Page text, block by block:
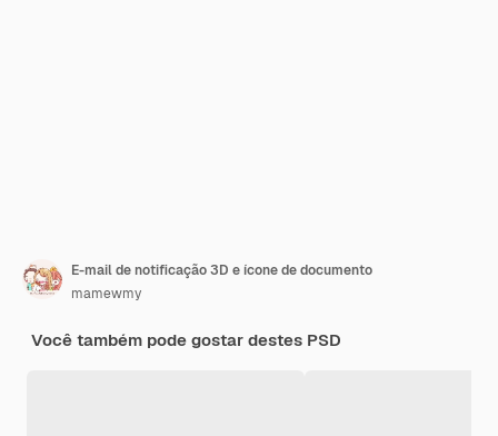
E-mail de notificação 3D e ícone de documento
mamewmy
Você também pode gostar destes PSD